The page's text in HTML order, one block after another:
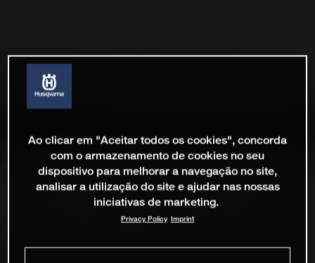
Ao clicar em "Aceitar todos os cookies", concorda
com o armazenamento de cookies no seu
dispositivo para melhorar a navegação no site,
analisar a utilização do site e ajudar nas nossas
iniciativas de marketing.
Privacy Policy Imprint